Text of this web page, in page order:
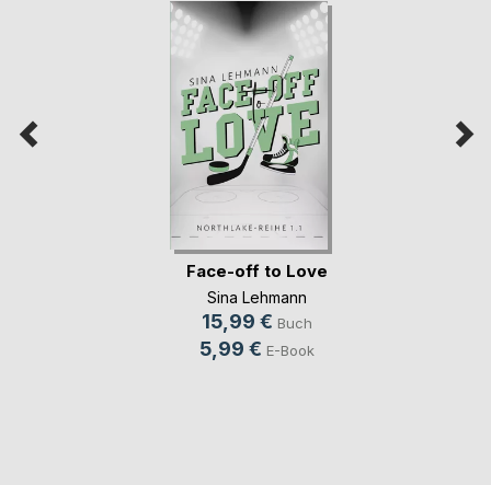
Face-off to Love
Sina Lehmann
15,99 € Buch
5,99 € E-Book